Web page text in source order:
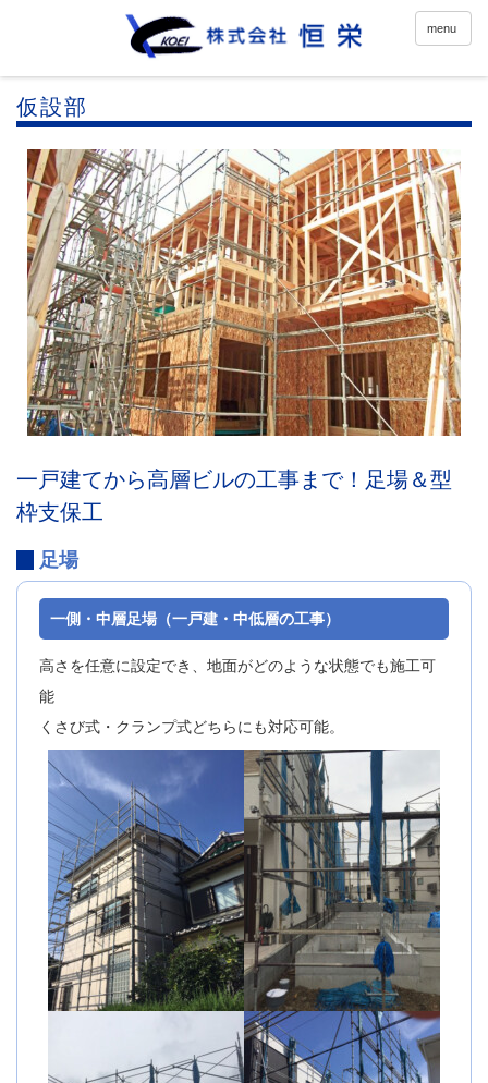
menu
仮設部
一戸建てから高層ビルの工事まで！足場＆型
枠支保工
足場
一側・中層足場（一戸建・中低層の工事）
高さを任意に設定でき、地面がどのような状態でも施工可
能
くさび式・クランプ式どちらにも対応可能。